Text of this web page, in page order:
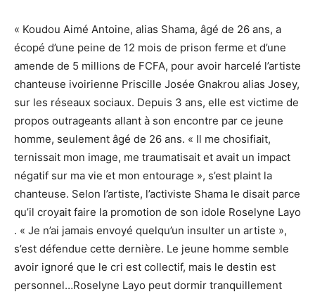
« Koudou Aimé Antoine, alias Shama, âgé de 26 ans, a
écopé d’une peine de 12 mois de prison ferme et d’une
amende de 5 millions de FCFA, pour avoir harcelé l’artiste
chanteuse ivoirienne Priscille Josée Gnakrou alias Josey,
sur les réseaux sociaux. Depuis 3 ans, elle est victime de
propos outrageants allant à son encontre par ce jeune
homme, seulement âgé de 26 ans. « Il me chosifiait,
ternissait mon image, me traumatisait et avait un impact
négatif sur ma vie et mon entourage », s’est plaint la
chanteuse. Selon l’artiste, l’activiste Shama le disait parce
qu’il croyait faire la promotion de son idole Roselyne Layo
. « Je n’ai jamais envoyé quelqu’un insulter un artiste »,
s’est défendue cette dernière. Le jeune homme semble
avoir ignoré que le cri est collectif, mais le destin est
personnel…Roselyne Layo peut dormir tranquillement